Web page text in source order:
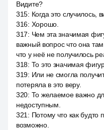
Видите?
315: Когда это случилось,
316: Хорошо.
317: Чем эта значимая
важный вопрос что она
что у неё не получилось
318: То это значимая
319: Или не смогла
потеряла в это веру.
320: То желаемое важно
недоступным.
321 : Потому что как будто
возможно.